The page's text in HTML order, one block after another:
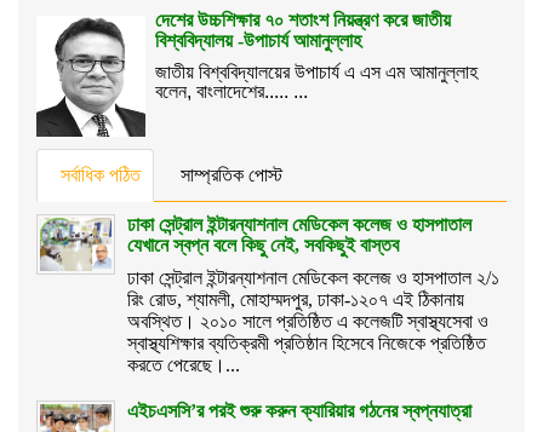
দেশের উচ্চশিক্ষার ৭০ শতাংশ নিয়ন্ত্রণ করে জাতীয়
বিশ্ববিদ্যালয় -উপাচার্য আমানুল্লাহ
জাতীয় বিশ্ববিদ্যালয়ের উপাচার্য এ এস এম আমানুল্লাহ
বলেন, বাংলাদেশের..... ...
সর্বাধিক পঠিত সাম্প্রতিক পোস্ট
ঢাকা সেন্ট্রাল ইন্টারন্যাশনাল মেডিকেল কলেজ ও হাসপাতাল
যেখানে স্বপ্ন বলে কিছু নেই, সবকিছুই বাস্তব
ঢাকা সেন্ট্রাল ইন্টারন্যাশনাল মেডিকেল কলেজ ও হাসপাতাল ২/১
রিং রোড, শ্যামলী, মোহাম্মদপুর, ঢাকা-১২০৭ এই ঠিকানায়
অবস্থিত। ২০১০ সালে প্রতিষ্ঠিত এ কলেজটি স্বাস্থ্যসেবা ও
স্বাস্থ্যশিক্ষার ব্যতিক্রমী প্রতিষ্ঠান হিসেবে নিজেকে প্রতিষ্ঠিত
করতে পেরেছে।...
এইচএসসি’র পরই শুরু করুন ক্যারিয়ার গঠনের স্বপ্নযাত্রা